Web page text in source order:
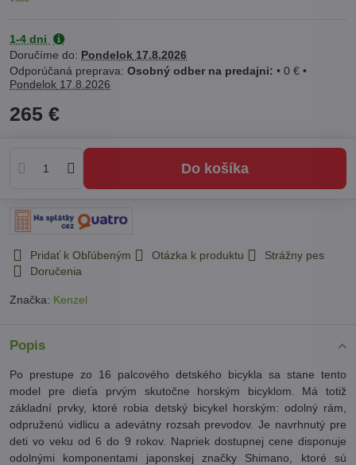
1-4 dni
Doručíme do: Pondelok 17.8.2026
Osobný odber na predajni: • 0 € •
Pondelok 17.8.2026
265 €
Do košíka
Pridať k Obľúbeným Otázka k produktu
Strážny pes
Doručenia
Značka: Kenzel
Popis
Po prestupe zo 16 palcového detského bicykla sa stane tento
model pre dieťa prvým skutočne horským bicyklom. Má totiž
základní prvky, ktoré robia detský bicykel horským: odolný rám,
odpruženú vidlicu a adevátny rozsah prevodov. Je navrhnutý pre
deti vo veku od 6 do 9 rokov. Napriek dostupnej cene disponuje
odolnými komponentami japonskej značky Shimano, ktoré sú